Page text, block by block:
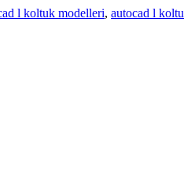
l koltuk modelleri, autocad l